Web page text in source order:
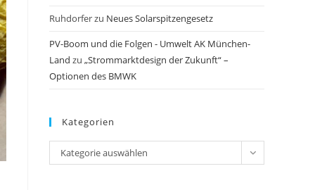
Ruhdorferzu Neues Solarspitzengesetz
PV-Boom und die Folgen - Umwelt AK München-
Land zu „Strommarktdesign der Zukunft“ –
Optionen des BMWK
Kategorien
Kategorien
Kategorie auswählen